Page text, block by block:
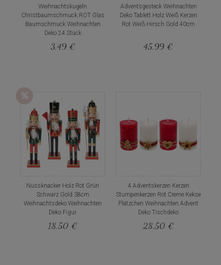
Weihnachtskugeln
Christbaumschmuck ROT Glas
Baumschmuck Weihnachten
Deko 24 Stück
3,49 €
Adventsgesteck Weihnachten
Deko Tablett Holz Weiß Kerzen
Rot Weiß Hirsch Gold 40cm
45,99 €
Nussknacker Holz Rot Grün
Schwarz Gold 38cm
Weihnachtsdeko Weihnachten
Deko Figur
18,50 €
4 Adventskerzen Kerzen
Stumpenkerzen Rot Creme Kekse
Plätzchen Weihnachten Advent
Deko Tischdeko
28,50 €